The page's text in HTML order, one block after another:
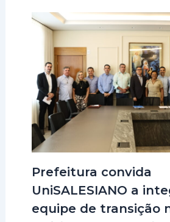
Prefeitura convida
UniSALESIANO a
equipe de transição